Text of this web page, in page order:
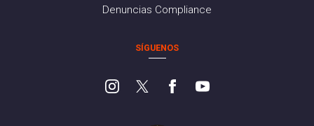
Denuncias Compliance
SÍGUENOS